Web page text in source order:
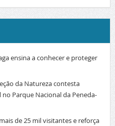
ensina a conhecer e proteger
da Natureza contesta
Parque Nacional da Peneda-
de 25 mil visitantes e reforça